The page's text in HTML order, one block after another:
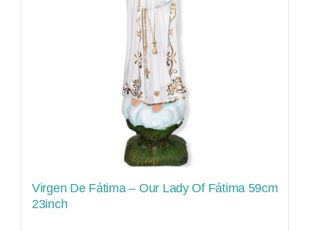
Virgen De Fátima – Our Lady Of Fátima 59cm
23inch